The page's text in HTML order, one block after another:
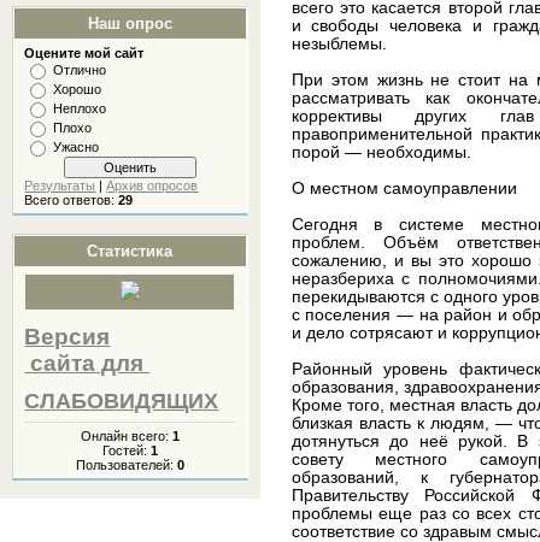
Наш опрос
Оцените мой сайт
Отлично
Хорошо
Неплохо
Плохо
Ужасно
Результаты |Архив опросов
Всего ответов:29
Статистика
Версия
сайта для
СЛАБОВИДЯЩИХ
Онлайн всего: 1
Гостей: 1
Пользователей: 0
всего это касается второй
и свободы человека и
незыблемы.
При этом жизнь не стоит на
рассматривать как
коррективы других
правоприменительной
порой — необходимы.
О местном самоуправлении
Сегодня в системе
проблем. Объём
сожалению, и вы это хорошо
неразбериха с
перекидываются с одного
с поселения — на район и
и дело сотрясают и
Районный уровень
образования,
Кроме того, местная власть
близкая власть к людям, —
дотянуться до неё рукой. В
совету местного
образований, к
Правительству
проблемы еще раз со всех
соответствие со здравым